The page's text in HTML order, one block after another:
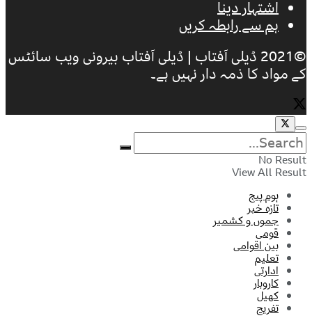
اشتہار دینا
ہم سے رابطہ کریں
©2021 ڈیلی آفتاب | ڈیلی آفتاب بیرونی ویب سائٹس
کے مواد کا ذمہ دار نہیں ہے۔
No Result
View All Result
ہوم پیج
تازہ خبر
جموں و کشمیر
قومی
بین اقوامی
تعلیم
ادارتی
کاروبار
کھیل
تفریح